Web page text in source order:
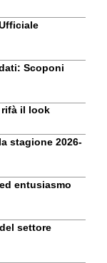
Scoponi
rifà il look
stagione 2026-
entusiasmo
settore